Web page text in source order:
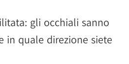
gli occhiali sanno
in quale direzione siete